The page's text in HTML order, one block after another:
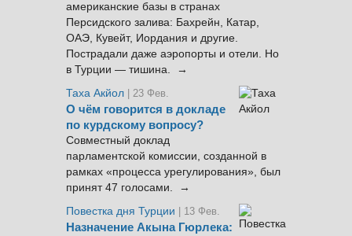
американские базы в странах
Персидского залива: Бахрейн, Катар,
ОАЭ, Кувейт, Иордания и другие.
Пострадали даже аэропорты и отели. Но
в Турции — тишина. →
Таха Акйол | 23 Фев.
О чём говорится в докладе
по курдскому вопросу?
Совместный доклад
парламентской комиссии, созданной в
рамках «процесса урегулирования», был
принят 47 голосами. →
Повестка дня Турции
| 13 Фев.
Назначение Акына Гюрлека: